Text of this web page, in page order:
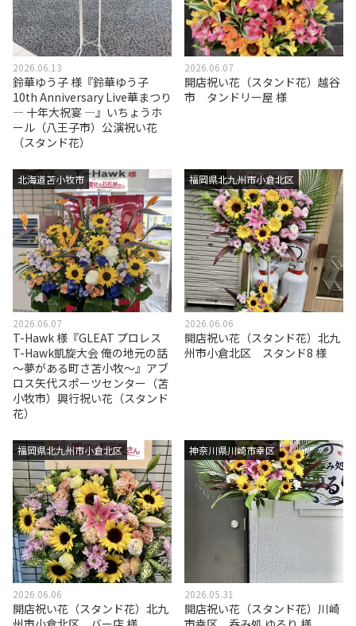
2026.06.13
鈴華ゆう子 様『鈴華ゆう子
10th Anniversary Live華まつり
— 十年大祝宴 —』いちょうホ
ール（八王子市）公演祝い花
（スタンド花）
2026.06.07
開店祝い花（スタンド花）越谷
市 タンドリー屋 様
北海道苫小牧市
2026.06.07
T-Hawk 様『GLEAT プロレス
T-Hawk凱旋大会 俺の地元の話
～夢がある町さ苫小牧～』アブ
ロス矢代スポーツセンター（苫
小牧市）興行祝い花（スタンド
花）
福岡県北九州市小倉北区
2026.06.06
開店祝い花（スタンド花）北九
州市小倉北区 スタンド8 様
福岡県北九州市小倉北区
2026.06.06
開店祝い花（スタンド花）北九
神奈川県川崎市幸区
2026.05.31
開店祝い花（スタンド花）川崎